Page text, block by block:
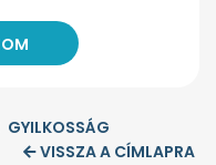
GYILKOSSÁG
VISSZA A CÍMLAPRA